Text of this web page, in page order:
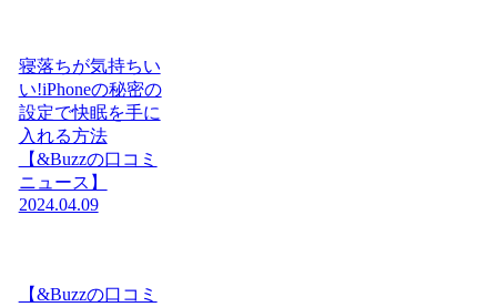
寝落ちが気持ちい
い!iPhoneの秘密の
設定で快眠を手に
入れる方法
【&Buzzの口コミ
ニュース】
2024.04.09
【&Buzzの口コミ